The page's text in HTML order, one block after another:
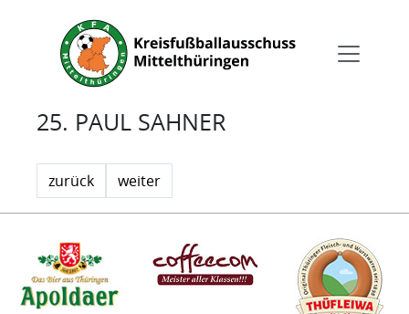
25. PAUL SAHNER
zurück weiter